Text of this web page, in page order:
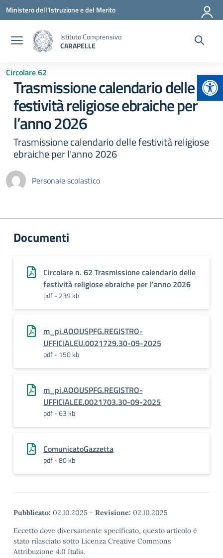
Vai ai contenuti
Vai al menu di navigazione
Vai al footer
Ministero dell'Istruzione e del Merito
Istituto Comprensivo
CARAPELLE
Circolare 62
Trasmissione calendario delle
festività religiose ebraiche per
l’anno 2026
Trasmissione calendario delle festività religiose
ebraiche per l’anno 2026
Personale scolastico
Documenti
Circolare n. 62 Trasmissione calendario delle
festività religiose ebraiche per l'anno 2026
pdf - 239 kb
m_pi.AOOUSPFG.REGISTRO-
UFFICIALEU.0021729.30-09-2025
pdf - 150 kb
m_pi.AOOUSPFG.REGISTRO-
UFFICIALEE.0021703.30-09-2025
pdf - 63 kb
ComunicatoGazzetta
pdf - 80 kb
Pubblicato: 02.10.2025 - Revisione: 02.10.2025
Eccetto dove diversamente specificato, questo articolo è
stato rilasciato sotto Licenza Creative Commons
Attribuzione 4.0 Italia.